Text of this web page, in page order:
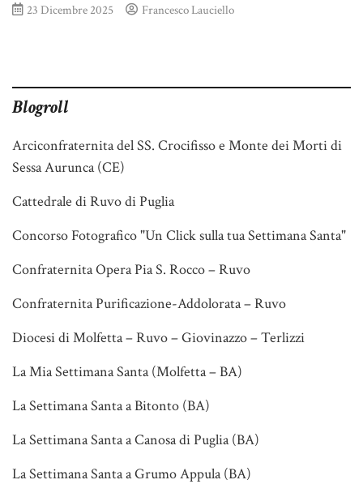
23 Dicembre 2025 Francesco Lauciello
Blogroll
Arciconfraternita del SS. Crocifisso e Monte dei Morti di
Sessa Aurunca (CE)
Cattedrale di Ruvo di Puglia
Concorso Fotografico "Un Click sulla tua Settimana Santa"
Confraternita Opera Pia S. Rocco – Ruvo
Confraternita Purificazione-Addolorata – Ruvo
Diocesi di Molfetta – Ruvo – Giovinazzo – Terlizzi
La Mia Settimana Santa (Molfetta – BA)
La Settimana Santa a Bitonto (BA)
La Settimana Santa a Canosa di Puglia (BA)
La Settimana Santa a Grumo Appula (BA)